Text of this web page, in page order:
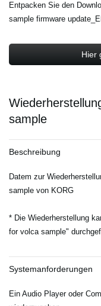
Entpacken Sie den
sample firmware
Hier
sample
Beschreibung
Datem zur
sample von KORG
* Die Wiederherstellung
for volca sample"
Systemanforderungen
Ein Audio Player oder